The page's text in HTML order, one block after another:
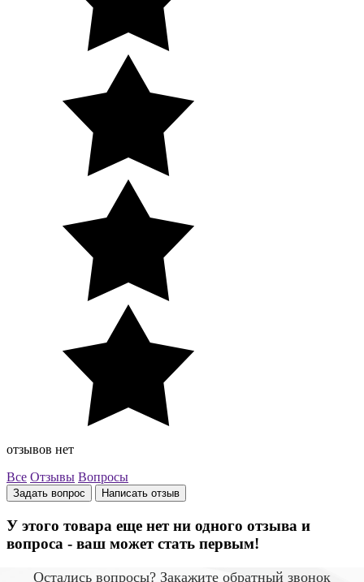
отзывов нет
Все Отзывы Вопросы
Задать вопрос Написать отзыв
У этого товара еще нет ни одного отзыва и
вопроса - ваш может стать первым!
Остались вопросы? Закажите обратный звонок